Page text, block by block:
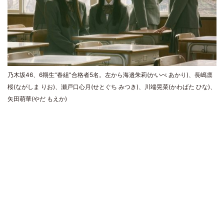
乃木坂46、6期生“春組”合格者5名。左から海邉朱莉(かいべ あかり)、長嶋凛
桜(ながしま りお)、瀬戸口心月(せとぐち みつき)、川端晃菜(かわばた ひな)、
矢田萌華(やだ もえか)